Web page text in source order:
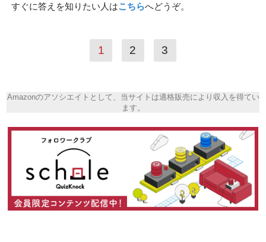
すぐに答えを知りたい人はこちらへどうぞ。
1 2 3
Amazonのアソシエイトとして、当サイトは適格販売により収入を得てい
ます。